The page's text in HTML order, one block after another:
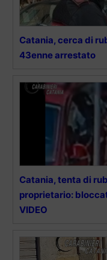
Catania, cerca di
43enne arrestato
Catania, tenta di
proprietario:
VIDEO